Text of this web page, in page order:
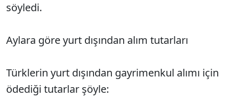
söyledi.
Aylara göre yurt dışından alım tutarları
Türklerin yurt dışından gayrimenkul alımı için
ödediği tutarlar şöyle: